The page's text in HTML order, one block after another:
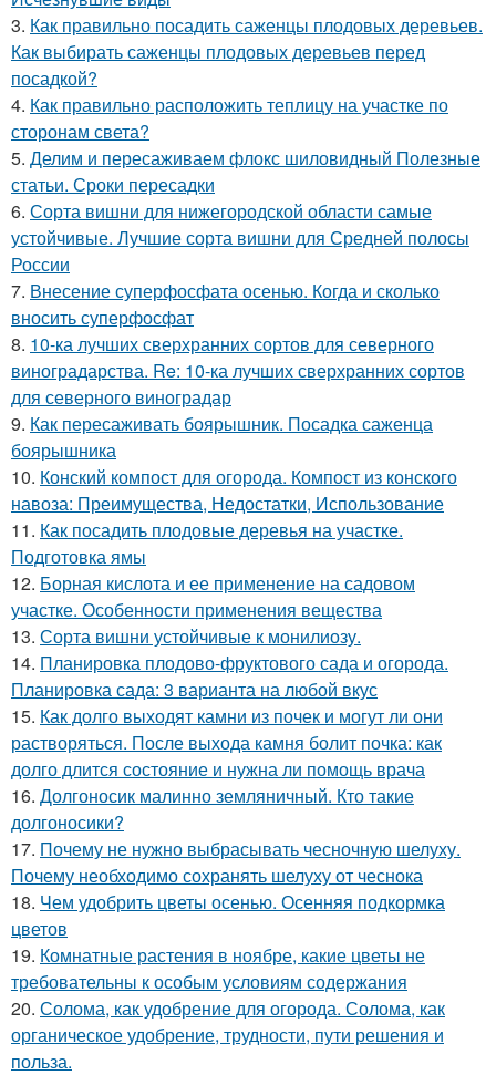
3. Как правильно посадить саженцы плодовых деревьев.
Как выбирать саженцы плодовых деревьев перед
посадкой?
4. Как правильно расположить теплицу на участке по
сторонам света?
5. Делим и пересаживаем флокс шиловидный Полезные
статьи. Сроки пересадки
6. Сорта вишни для нижегородской области самые
устойчивые. Лучшие сорта вишни для Средней полосы
России
7. Внесение суперфосфата осенью. Когда и сколько
вносить суперфосфат
8. 10-ка лучших сверхранних сортов для северного
виноградарства. Re: 10-ка лучших сверхранних сортов
для северного виноградар
9. Как пересаживать боярышник. Посадка саженца
боярышника
10. Конский компост для огорода. Компост из конского
навоза: Преимущества, Недостатки, Использование
11. Как посадить плодовые деревья на участке.
Подготовка ямы
12. Борная кислота и ее применение на садовом
участке. Особенности применения вещества
13. Сорта вишни устойчивые к монилиозу.
14. Планировка плодово-фруктового сада и огорода.
Планировка сада: 3 варианта на любой вкус
15. Как долго выходят камни из почек и могут ли они
растворяться. После выхода камня болит почка: как
долго длится состояние и нужна ли помощь врача
16. Долгоносик малинно земляничный. Кто такие
долгоносики?
17. Почему не нужно выбрасывать чесночную шелуху.
Почему необходимо сохранять шелуху от чеснока
18. Чем удобрить цветы осенью. Осенняя подкормка
цветов
19. Комнатные растения в ноябре, какие цветы не
требовательны к особым условиям содержания
20. Солома, как удобрение для огорода. Солома, как
органическое удобрение, трудности, пути решения и
польза.